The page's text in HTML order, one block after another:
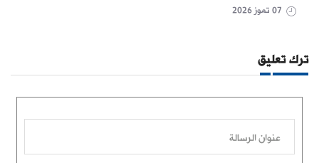
ترك تعليق
عنوان الرسالة